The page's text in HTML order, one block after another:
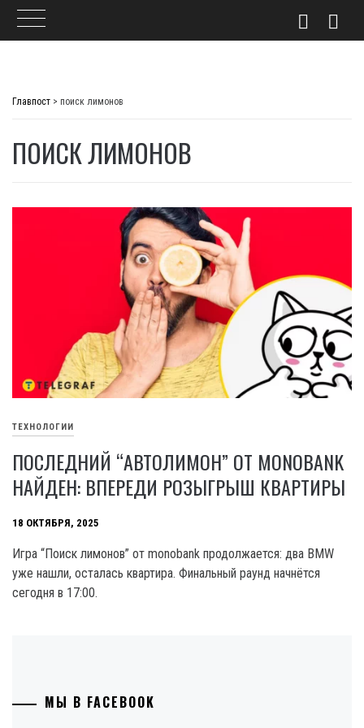
Главпост > поиск лимонов
ПОИСК ЛИМОНОВ
ТЕХНОЛОГИИ
ПОСЛЕДНИЙ “АВТОЛИМОН” ОТ MONOBANK
НАЙДЕН: ВПЕРЕДИ РОЗЫГРЫШ КВАРТИРЫ
18 ОКТЯБРЯ, 2025
Игра “Поиск лимонов” от monobank продолжается: два BMW
уже нашли, осталась квартира. Финальный раунд начнётся
сегодня в 17:00.
МЫ В FACEBOOK